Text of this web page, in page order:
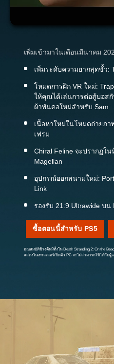
เพิ่มเข้ามาในเดือนมีนาคม
เพิ่มระดับความยากสุดขั้ว:
โหมดการฝึก VR ใหม่:
ให้คุณได้เล่นการต่อสู้บอส
ผ้าพันคอใหม่สำหรับ Sam
เนื้อหาใหม่ในโหมดถ่ายภา
เฟรม
Chiral Feline จะปรากฏใ
Magellan
อุปกรณ์ออกสนามใหม่:
Link
รองรับ 21:9 Ultrawide บน
ซื้อตอนนี้สำหรับ PS5
คุณสมบัติข้างต้นมีทั้งใน Death Stranding 2: On the
แสดงในเทรลเลอร์เปิดตัว PC จะไม่สามารถใช้ได้กับผู้เ